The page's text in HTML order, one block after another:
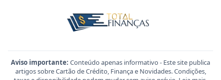
Aviso importante: Conteúdo apenas informativo - Este site publica
artigos sobre Cartão de Crédito, Finança e Novidades. Condições,